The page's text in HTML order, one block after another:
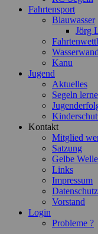
Fahrtensport
Blauwasser
Jörg
Kanu
Jugend
Aktuelles
Segeln
Kontakt
Mitglied
Satzung
Gelbe Welle
Links
Impressum
Datenschutz
Vorstand
Login
Probleme ?